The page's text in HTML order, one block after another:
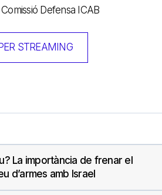
Defensa ICAB
STREAMING
La importància de frenar el
d’armes amb Israel